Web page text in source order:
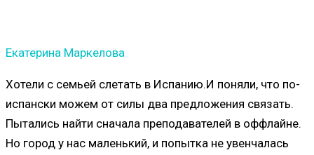
Екатерина Маркелова
Хотели с семьей слетать в Испанию.И поняли, что по-
испански можем от силы два предложения связать.
Пытались найти сначала преподавателей в оффлайне.
Но город у нас маленький, и попытка не увенчалась